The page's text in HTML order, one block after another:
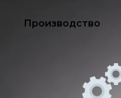
Производство